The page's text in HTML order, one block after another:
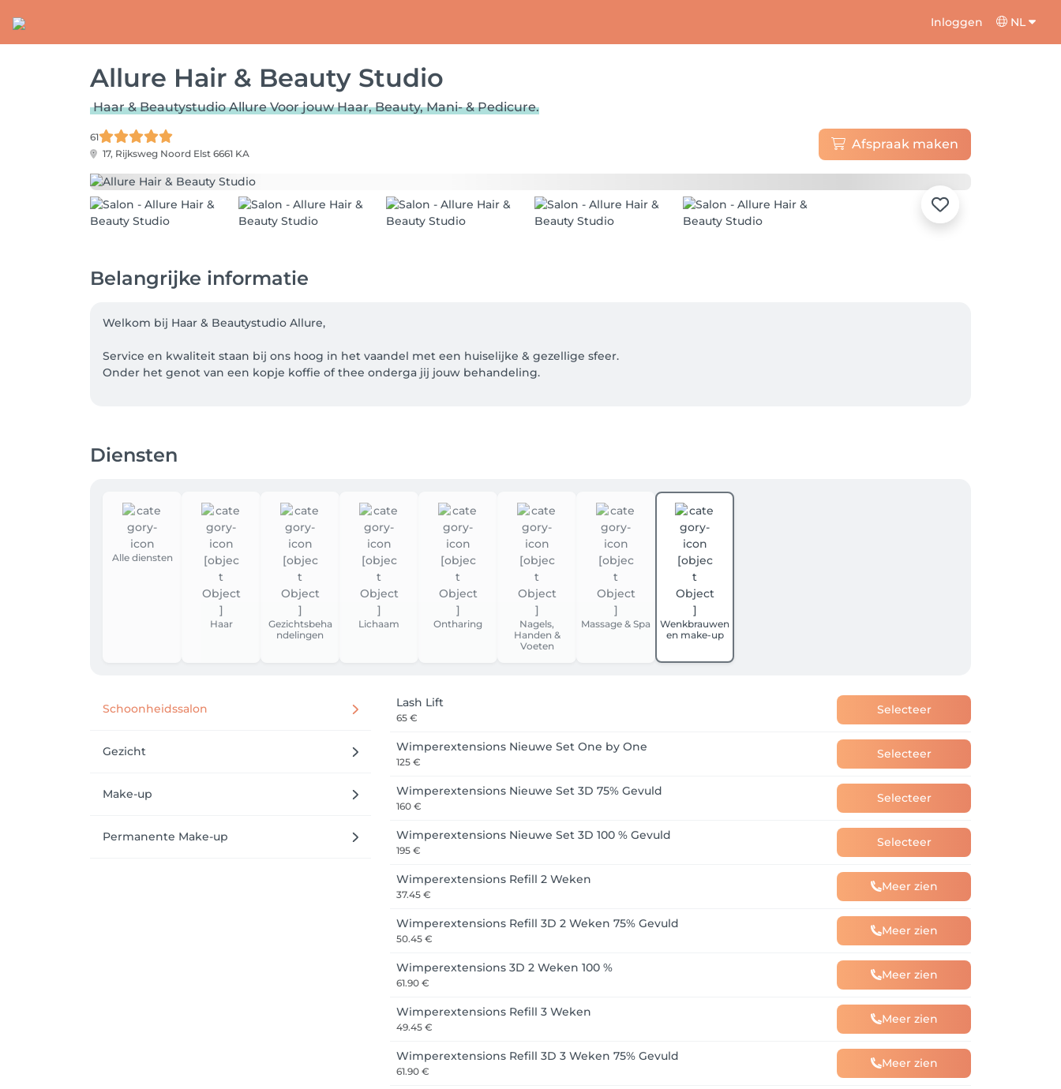
Inloggen NL
Allure Hair & Beauty Studio
Haar & Beautystudio Allure Voor jouw Haar, Beauty, Mani- & Pedicure.
61
17, Rijksweg Noord Elst 6661 KA
Afspraak maken
Belangrijke informatie
Welkom bij Haar & Beautystudio Allure,
Service en kwaliteit staan bij ons hoog in het vaandel met een huiselijke & gezellige sfeer.
Onder het genot van een kopje koffie of thee onderga jij jouw behandeling.
Diensten
Alle diensten
Haar
Gezichtsbeha
ndelingen
Lichaam Ontharing
Nagels,
Handen &
Voeten
Massage & Spa
Wenkbrauwen
en make-up
Schoonheidssalon
Gezicht
Make-up
Permanente Make-up
Lash Lift
65 €
Selecteer
Wimperextensions Nieuwe Set One by One
125 €
Selecteer
Wimperextensions Nieuwe Set 3D 75% Gevuld
160 €
Selecteer
Wimperextensions Nieuwe Set 3D 100 % Gevuld
195 €
Selecteer
Wimperextensions Refill 2 Weken
37.45 €
Meer zien
Wimperextensions Refill 3D 2 Weken 75% Gevuld
50.45 €
Meer zien
Wimperextensions 3D 2 Weken 100 %
61.90 €
Meer zien
Wimperextensions Refill 3 Weken
49.45 €
Meer zien
Wimperextensions Refill 3D 3 Weken 75% Gevuld
61.90 €
Meer zien